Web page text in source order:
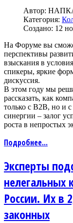
Автор:
Категория:
Создано: 12
На Форуме вы
перспективы
взыскания в
спикеры, яркие
дискуссия.
В этом году мы
рассказать, как
только с B2B, но и
синергии – залог
роста в непростых
Подробнее...
Эксперты
нелегальных
России. Их в
законных